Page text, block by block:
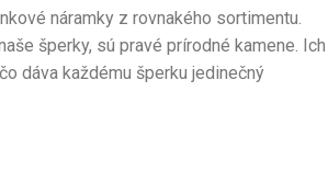
náramky z rovnakého sortimentu.
šperky, sú pravé prírodné kamene. Ich
dáva každému šperku jedinečný